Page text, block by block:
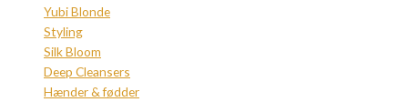
Yubi Blonde
Styling
Silk Bloom
Deep Cleansers
Hænder & fødder